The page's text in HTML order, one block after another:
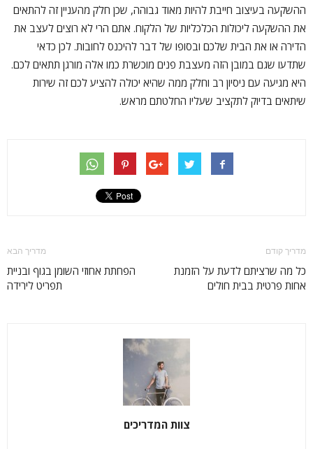
ההשקעה בעיצוב חייבת להיות מאוד גבוהה, שכן חלק מהעניין זה להתאים
את ההשקעה ליכולות הכלכליות של הלקוח. אתם הרי לא רוצים לעצב את
הדירה או את הבית שלכם ובסופו של דבר להיכנס לחובות. לכן כדאי
שתדעו שגם במובן הזה מעצבת פנים מוכשרת כמו אלה מורגן תתאים לכם.
היא מגיעה עם ניסיון רב וחלק ממה שהיא יכולה להציע לכם זה שירות
שיתאים בדיוק לתקציב שעליו החלטתם מראש.
מדריך קודם
כל מה שרציתם לדעת על הזמנת
אחות פרטית בבית חולים
מדריך הבא
הפחתת אחוזי השומן בגוף ובניית
תפריט לירידה
צוות המדריכים